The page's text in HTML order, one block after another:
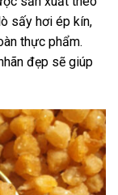
sấy hơi ép kín,
thực phẩm.
đẹp sẽ giúp